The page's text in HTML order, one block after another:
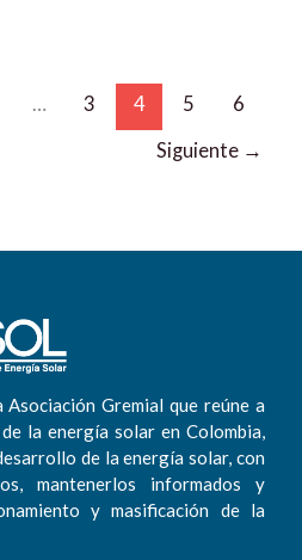
… 3 4 5
6
Siguiente →
Asociación Gremial que reúne a
la energía solar en Colombia,
de la energía solar, con
mantenerlos informados y
y masificación de la